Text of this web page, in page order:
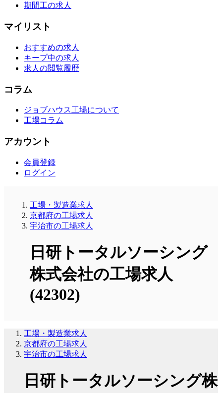
期間工の求人
マイリスト
おすすめの求人
キープ中の求人
求人の閲覧履歴
コラム
ジョブハウス工場について
工場コラム
アカウント
会員登録
ログイン
工場・製造業求人
京都府の工場求人
宇治市の工場求人
日研トータルソーシング
株式会社の工場求人
(42302)
工場・製造業求人
京都府の工場求人
宇治市の工場求人
日研トータルソーシング株